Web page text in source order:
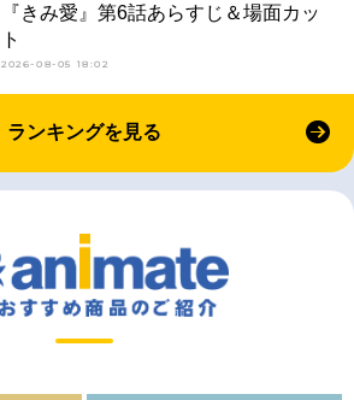
『きみ愛』第6話あらすじ＆場面カッ
ト
2026-08-05 18:02
ランキングを見る